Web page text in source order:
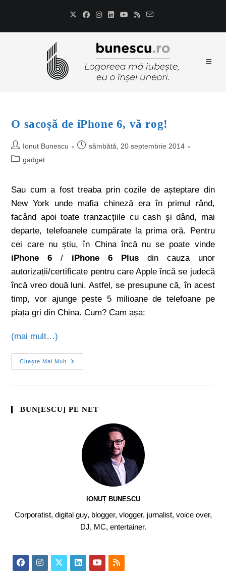
O sacoșă de iPhone 6, vă rog!
Ionut Bunescu
sâmbătă, 20 septembrie 2014
gadget
Sau cum a fost treaba prin cozile de așteptare din
New York unde mafia chineză era în primul rând,
facând apoi toate tranzacțiile cu cash și dând, mai
departe, telefoanele cumpărate la prima oră. Pentru
cei care nu știu, în China încă nu se poate vinde
iPhone 6/ iPhone 6 Plusdin cauza unor
autorizații/certificate pentru care Apple încă se judecă
încă vreo două luni. Astfel, se presupune că, în acest
timp, vor ajunge peste 5 milioane de telefoane pe
piața gri din China. Cum? Cam așa:
(mai mult…)
Citește Mai Mult
BUN[ESCU] PE NET
IONUȚ BUNESCU
Corporatist, digital guy, blogger, vlogger, jurnalist, voice over,
DJ, MC, entertainer.